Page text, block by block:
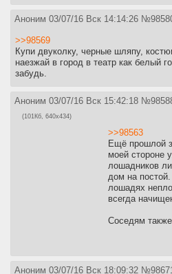
Аноним 03/07/16 Вск 14:14:26 №
>>98569
Купи двуколку, черные шляпу,
наезжай в город в театр как белый
забудь.
Аноним 03/07/16 Вск 15:42:18 №
(101Кб, 640x434)
>>98563
Ещё прошлой
моей стороне
лошадников
дом на
лошадях
всегда
Соседям
Аноним 03/07/16 Вск 18:09:32 №